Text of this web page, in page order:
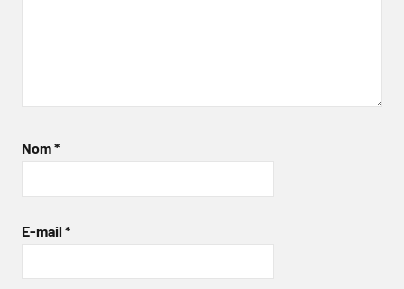
Nom*
E-mail *